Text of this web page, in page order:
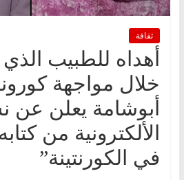
ثقافة
أهداه للطبيب
خلال مواجهة
أبوشامة يعلن عن
الألكترونية من
في الكورنتينة”